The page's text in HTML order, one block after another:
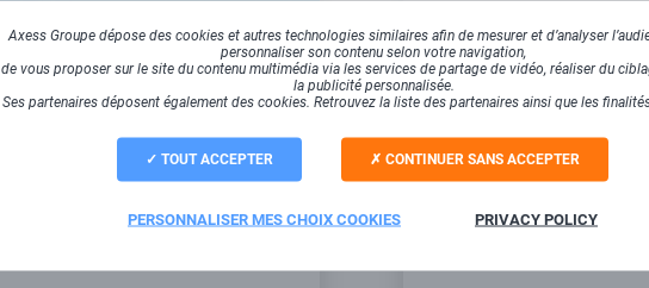
Axess Groupe dépose des cookies et autres technologies similaires afin de mesurer et d’analyser
personnaliser son contenu selon votre navigation,
de vous proposer sur le site du contenu multimédia via les services de partage de vidéo, réaliser du
la publicité personnalisée.
Ses partenaires déposent également des cookies. Retrouvez la liste des partenaires ainsi que les
TOUT ACCEPTER CONTINUER SANS ACCEPTER
PERSONNALISER MES CHOIX COOKIES PRIVACY POLICY